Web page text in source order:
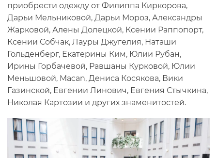
приобрести одежду от Филиппа Киркорова,
Дарьи Мельниковой, Дарьи Мороз, Александры
Жарковой, Алены Долецкой, Ксении Раппопорт,
Ксении Собчак, Лауры Джугелия, Наташи
Гольденберг, Екатерины Ким, Юлии Рубан,
Ирины Горбачевой, Равшаны Курковой, Юлии
Меньшовой, Macan, Дениса Косякова, Вики
Газинской, Евгении Линович, Евгения Стычкина,
Николая Картозии и других знаменитостей.